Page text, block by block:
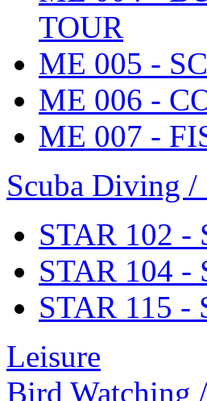
TOUR
ME 005 -
ME 006 -
ME 007 -
Scuba Diving /
STAR 102
STAR 104
STAR 115
Leisure
Bird Watching